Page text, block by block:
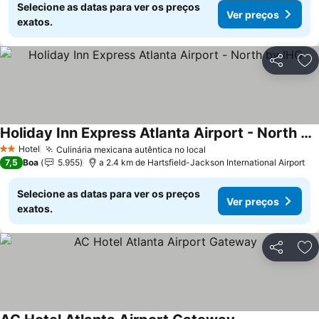
Selecione as datas para ver os preços
exatos.
Ver preços
Partilhar
2 Estrelas
Hotel Culinária mexicana autêntica no local
Holiday Inn Express Atlanta Airport - North by IHG
7,5 Boa 5.955 a 2.4 km de Hartsfield-Jackson International Airport
Selecione as datas para ver os preços
exatos.
Ver preços
Partilhar